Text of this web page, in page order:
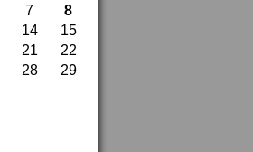
7
8
14
15
21
22
28
29